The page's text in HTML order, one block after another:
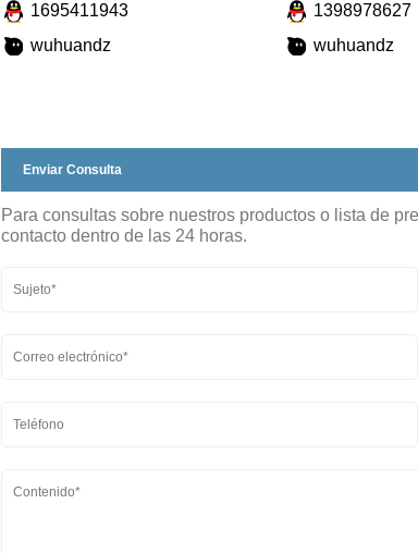
1695411943
wuhuandz
1398978627
wuhuandz
Enviar Consulta
Para consultas sobre nuestros productos o lista de
contacto dentro de las 24 horas.